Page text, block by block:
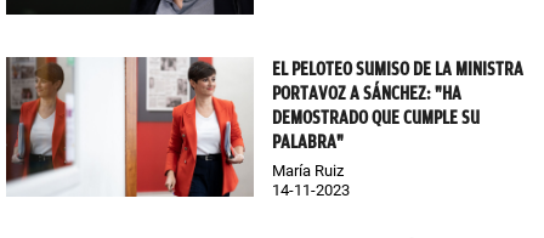
EL PELOTEO SUMISO DE LA MINISTRA
PORTAVOZ A SÁNCHEZ: "HA
DEMOSTRADO QUE CUMPLE SU
PALABRA"
María Ruiz
14-11-2023